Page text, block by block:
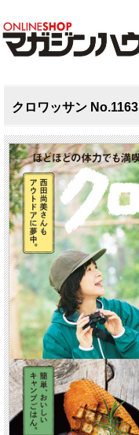
クロワッサン No.1163